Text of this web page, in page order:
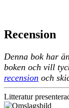
Recension
Denna bok har
boken och vill
recension och
Litteratur